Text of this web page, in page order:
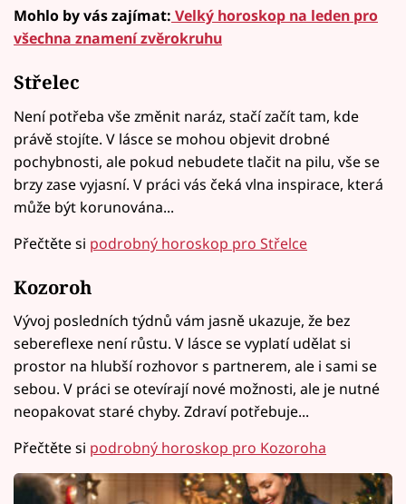
Mohlo by vás zajímat: Velký horoskop na leden pro
všechna znamení zvěrokruhu
Střelec
Není potřeba vše změnit naráz, stačí začít tam, kde
právě stojíte. V lásce se mohou objevit drobné
pochybnosti, ale pokud nebudete tlačit na pilu, vše se
brzy zase vyjasní. V práci vás čeká vlna inspirace, která
může být korunována...
Přečtěte si podrobný horoskop pro Střelce
Kozoroh
Vývoj posledních týdnů vám jasně ukazuje, že bez
sebereflexe není růstu. V lásce se vyplatí udělat si
prostor na hlubší rozhovor s partnerem, ale i sami se
sebou. V práci se otevírají nové možnosti, ale je nutné
neopakovat staré chyby. Zdraví potřebuje...
Přečtěte si podrobný horoskop pro Kozoroha